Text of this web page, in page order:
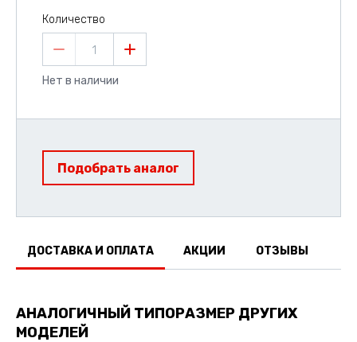
Количество
1
Нет в наличии
Подобрать аналог
ДОСТАВКА И ОПЛАТА АКЦИИ ОТЗЫВЫ
АНАЛОГИЧНЫЙ ТИПОРАЗМЕР ДРУГИХ
МОДЕЛЕЙ